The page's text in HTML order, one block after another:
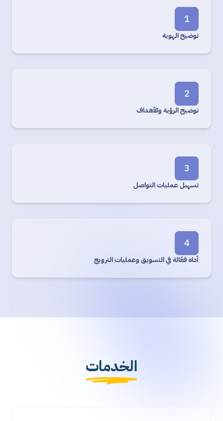
1
توضيح الهوية
2
توضيح الرؤية والأهداف
3
تسهيل عمليات التواصل
4
أداة فعّالة في التسويق وعمليات الترويج
الخدمات